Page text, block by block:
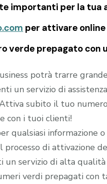
importanti per la tua
per attivare
verde prepagato con
potrà trarre
un servizio di
subito il tuo
con i tuoi clienti!
qualsiasi informazione
processo di attivazione
servizio di alta qualità
verdi prepagati con